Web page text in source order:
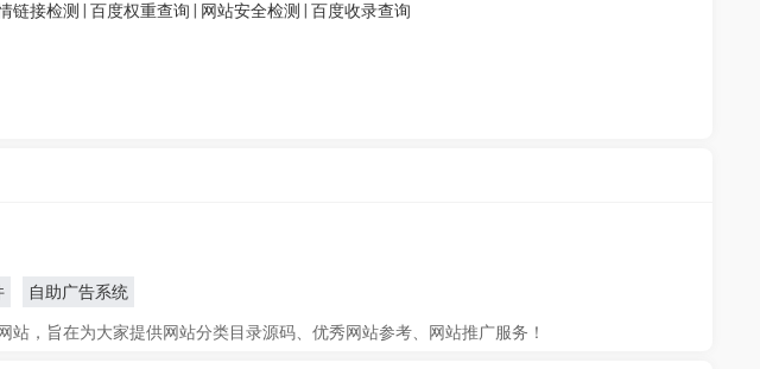
链接检测 百度权重查询 网站安全检测 百度收录查询
自助广告系统
，旨在为大家提供网站分类目录源码、优秀网站参考、网站推广服务！